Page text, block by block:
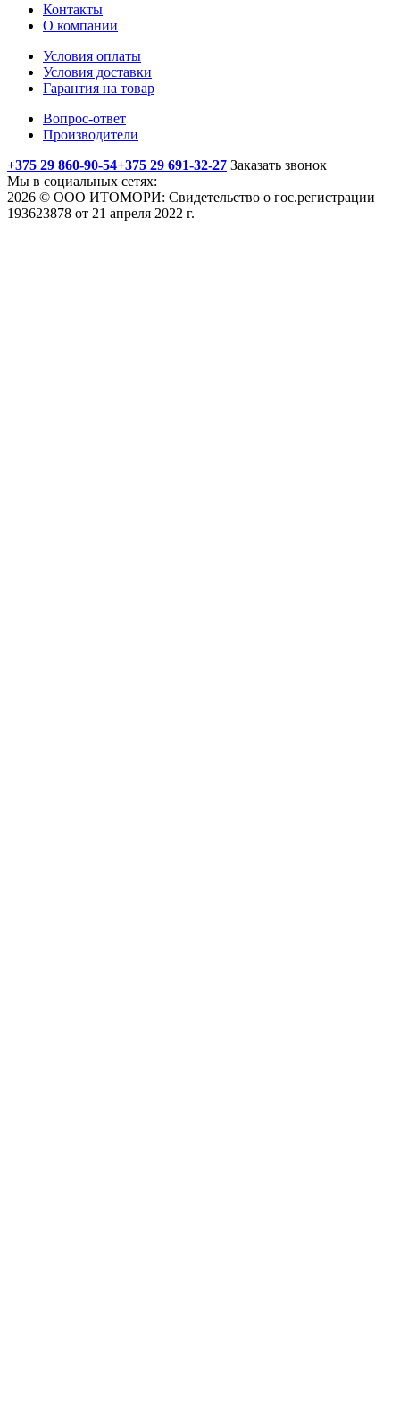
Контакты
О компании
Условия оплаты
Условия доставки
Гарантия на товар
Вопрос-ответ
Производители
+375 29 860-90-54+375 29 691-32-27 Заказать звонок
Мы в социальных сетях:
2026 © ООО ИТОМОРИ: Свидетельство о гос.регистрации
193623878 от 21 апреля 2022 г.